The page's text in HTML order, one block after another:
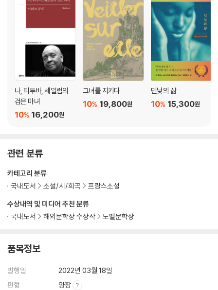
나, 티투바, 세일럼의
검은 마녀
16,200원
10%
그녀를 지키다
19,800원
10%
민낯의 삶
15,300원
10%
관련 분류
수상내역 및 미디어 추천 분류
국내도서
해외문학상 수상작 노벨문학상
카테고리 분류
국내도서
소설/시/희곡 프랑스소설
품목정보
발행일
2022년 03월 18일
판형
양장